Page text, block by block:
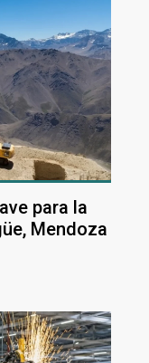
para la
Mendoza